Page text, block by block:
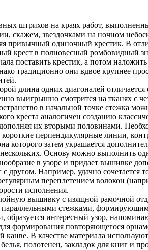
штрихов на краях работ,
скажем, звездочками на ночном
привычный одиночный крестик. В
крест в полновесный ромбовидный
поставить крестик, а потом
традиционно они вдвое крупнее
длина одних диагоналей
выигрышно смотрится на тканях с
в начальной точке стежка
креста аналогичен созданию
их вторыми половинами.
перпендикулярные линии,
которого затем украшается
Основу можно выполнить
в узоре и придает вышивке
другом. Например, удачно
переплетением волокон
исполнения.
вышивку с изящной рамочной
параллельными стежками,
образуется интересный узор,
формирования повторяющегося
В качестве материала
полотенец, закладок для книг и